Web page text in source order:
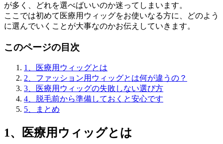
が多く、どれを選べばいいのか迷ってしまいます。
ここでは初めて医療用ウィッグをお使いなる方に、どのよう
に選んでいくことが大事なのかお伝えしていきます。
このページの目次
1、医療用ウィッグとは
2、ファッション用ウィッグとは何が違うの？
3、医療用ウィッグの失敗しない選び方
4、脱毛前から準備しておくと安心です
5、まとめ
1、医療用ウィッグとは